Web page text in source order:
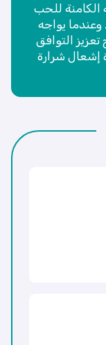
للحب
يواجه
التوافق
إشعال شرارة